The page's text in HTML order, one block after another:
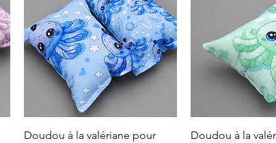
クイックビュー
Doudou à la valériane pour
クイック
Doudou à la